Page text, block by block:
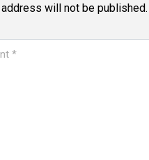
address will not be published.